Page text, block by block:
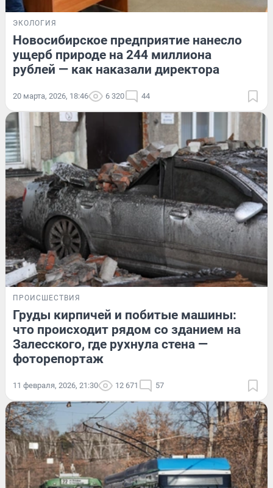
ЭКОЛОГИЯ
Новосибирское предприятие нанесло
ущерб природе на 244 миллиона
рублей — как наказали директора
20 марта, 2026, 18:46 6 320 44
ПРОИСШЕСТВИЯ
Груды кирпичей и побитые машины:
что происходит рядом со зданием на
Залесского, где рухнула стена —
фоторепортаж
11 февраля, 2026, 21:30 12 671 57